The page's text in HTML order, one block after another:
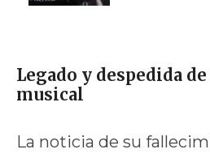
Legado y despedida
musical
La noticia de su